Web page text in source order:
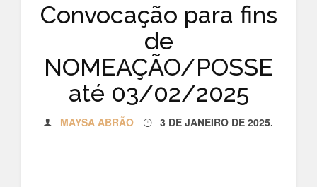
Convocação para fins
de
NOMEAÇÃO/POSSE
até 03/02/2025
MAYSA ABRÃO 3 DE JANEIRO DE 2025.